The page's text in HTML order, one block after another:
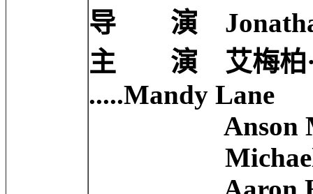
导 演
主 演 艾梅柏·
.....Mandy Lane
Anson
Michael